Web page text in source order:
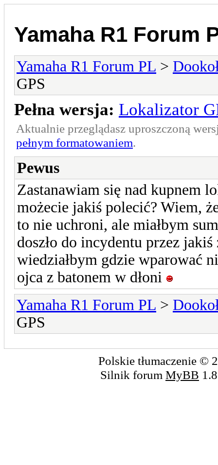
Yamaha R1 Forum
Yamaha R1 Forum PL >
GPS
Pełna wersja: Lokalizator
Aktualnie przeglądasz uproszczoną
pełnym formatowaniem.
Pewus
Zastanawiam się nad kupnem
możecie jakiś polecić? Wiem,
to nie uchroni, ale miałbym
doszło do incydentu przez
wiedziałbym gdzie wparować
ojca z batonem w dłoni
Yamaha R1 Forum PL >
GPS
Polskie tłumaczenie ©
Silnik forum MyBB